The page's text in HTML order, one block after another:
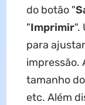
do botão "
"Imprimir".
para
impressão.
tamanho
etc. Além